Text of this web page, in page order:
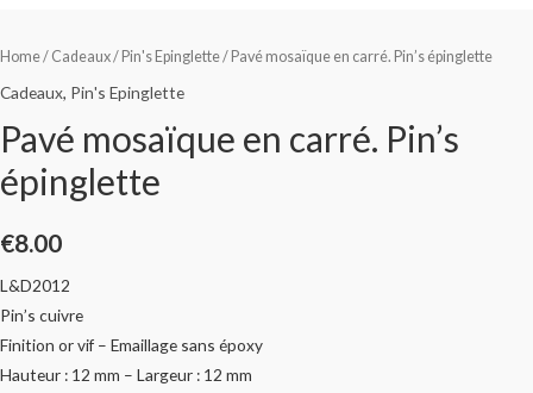
Home/ Cadeaux/ Pin's Epinglette/ Pavé mosaïque en carré. Pin’s épinglette
Cadeaux, Pin's Epinglette
Pavé mosaïque en carré. Pin’s
épinglette
€8.00
L&D2012
Pin’s cuivre
Finition or vif – Emaillage sans époxy
Hauteur : 12 mm – Largeur : 12 mm